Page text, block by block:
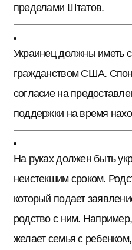
пределами Штатов.
Украинец должны иметь
гражданством США.
согласие на
поддержки на время
На руках должен быть
неистекшим сроком.
который подает
родство с ним.
желает семья с